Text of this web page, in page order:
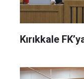
Kırıkkale